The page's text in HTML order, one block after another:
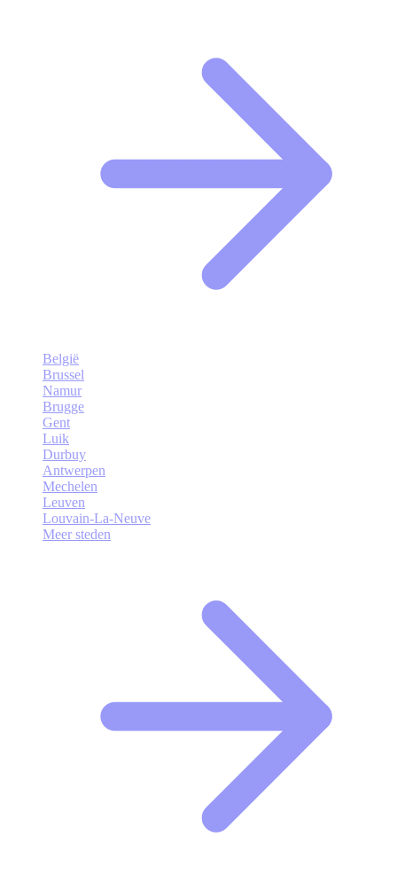
België
Brussel
Namur
Brugge
Gent
Luik
Durbuy
Antwerpen
Mechelen
Leuven
Louvain-La-Neuve
Meer steden